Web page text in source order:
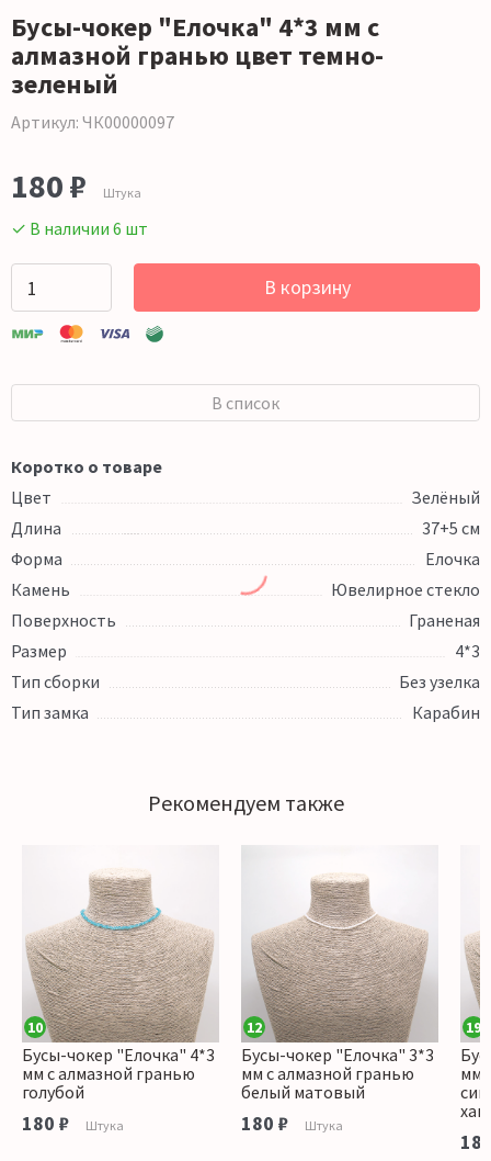
Бусы-чокер "Елочка" 4*3 мм с
алмазной гранью цвет темно-
зеленый
Артикул: ЧК00000097
180 ₽ Штука
✓ В наличии 6 шт
В корзину
В список
Коротко о товаре
Цвет
Зелёный
Длина
37+5 см
Форма
Елочка
Камень
Ювелирное стекло
Поверхность
Граненая
Размер
4*3
Тип сборки
Без узелка
Тип замка
Карабин
Рекомендуем также
10
Бусы-чокер "Елочка" 4*3
мм с алмазной гранью
голубой
180 ₽ Штука
12
Бусы-чокер "Елочка" 3*3
мм с алмазной гранью
белый матовый
180 ₽ Штука
19
мм